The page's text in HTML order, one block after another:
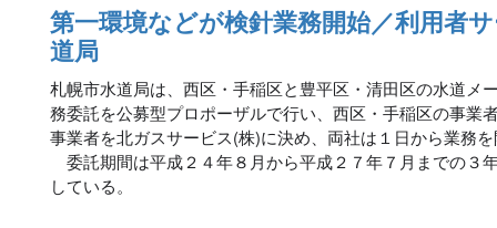
第一環境などが検針業務開始／利用者
道局
札幌市水道局は、西区・手稲区と豊平区・清田区の水道メ
務委託を公募型プロポーザルで行い、西区・手稲区の事業
事業者を北ガスサービス(株)に決め、両社は１日から業務
委託期間は平成２４年８月から平成２７年７月までの３
している。